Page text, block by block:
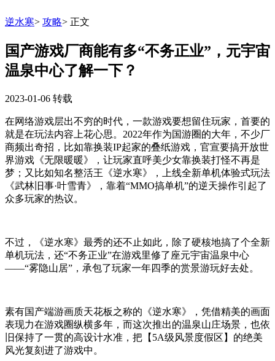
逆水寒> 攻略> 正文
国产游戏厂商能有多“不务正业”，元宇宙
温泉中心了解一下？
2023-01-06 转载
在网络游戏层出不穷的时代，一款游戏要想留住玩家，首要的
就是在玩法内容上花心思。2022年作为国游圈的大年，不少厂
商频出奇招，比如靠换装IP起家的叠纸游戏，官宣要搞开放世
界游戏《无限暖暖》，让玩家直呼美少女靠换装打怪不再是
梦；又比如知名整活王《逆水寒》，上线全新单机体验式玩法
《武林旧事·叶雪青》，靠着“MMO搞单机”的逆天操作引起了
众多玩家的热议。
不过，《逆水寒》最秀的还不止如此，除了硬核地搞了个全新
单机玩法，还“不务正业”在游戏里修了座元宇宙温泉中心
——“雾隐山居”，承包了玩家一年四季的赏景游玩好去处。
素有国产端游画质天花板之称的《逆水寒》，凭借精美的画面
表现力在游戏圈纵横多年，而这次推出的温泉山庄场景，也依
旧保持了一贯的高设计水准，把【5A级风景度假区】的绝美
风光复刻进了游戏中。